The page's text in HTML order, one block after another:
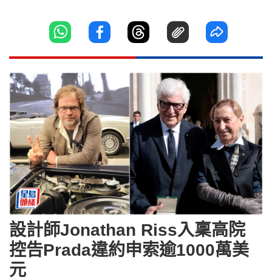
設計師Jonathan Riss入稟高院
控告Prada違約申索逾1000萬美
元